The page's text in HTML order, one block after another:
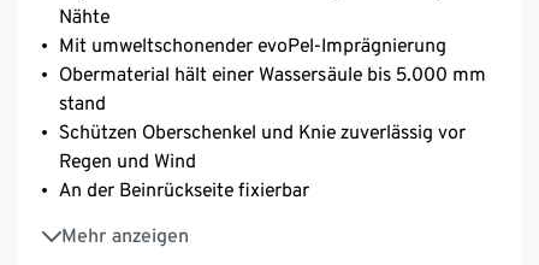
Nähte
Mit umweltschonender evoPel-Imprägnierung
Obermaterial hält einer Wassersäule bis 5.000 mm
stand
Schützen Oberschenkel und Knie zuverlässig vor
Regen und Wind
An der Beinrückseite fixierbar
Mehr anzeigen
Als Gürtel verpackbar – praktisch für unterwegs
Reflektierende Elemente